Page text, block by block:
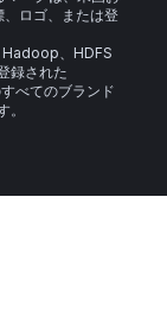
ロゴ、または登
、HDFS
録された
べてのブランド